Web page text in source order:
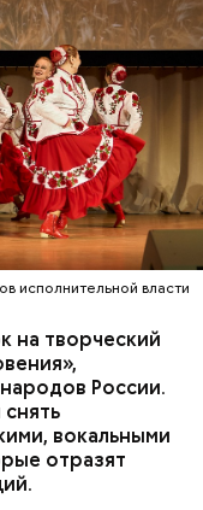
исполнительной власти
на творческий
России.
вокальными
отразят
старше
есть
номеров в
его
а
рассказал
создания
Подробнее о
можно узнать по
комплексе